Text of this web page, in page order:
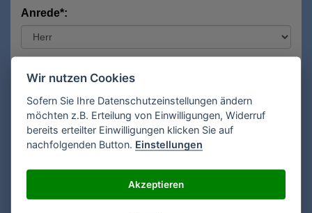
Anrede*:
Nachname*:
Wir nutzen Cookies
Sofern Sie Ihre Datenschutzeinstellungen ändern
möchten z.B. Erteilung von Einwilligungen, Widerruf
bereits erteilter Einwilligungen klicken Sie auf
nachfolgenden Button. Einstellungen
Akzeptieren